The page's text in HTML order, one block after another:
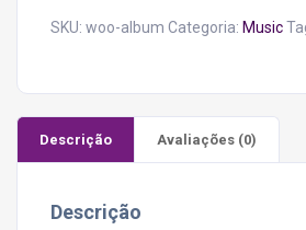
SKU: woo-album Categoria: Music
Descrição Avaliações (0)
Descrição